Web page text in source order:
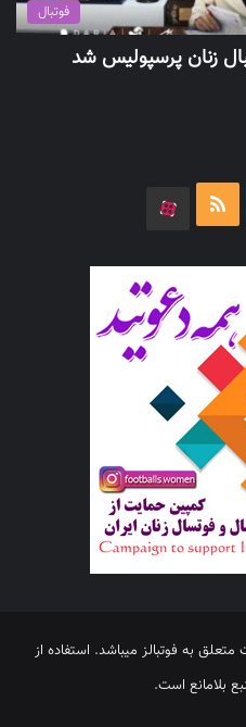
فوتبال
زنان پرسپولیس شد
تلگرام خوراک
به فوتبالز میباشد. استفاده از
بلامانع است.